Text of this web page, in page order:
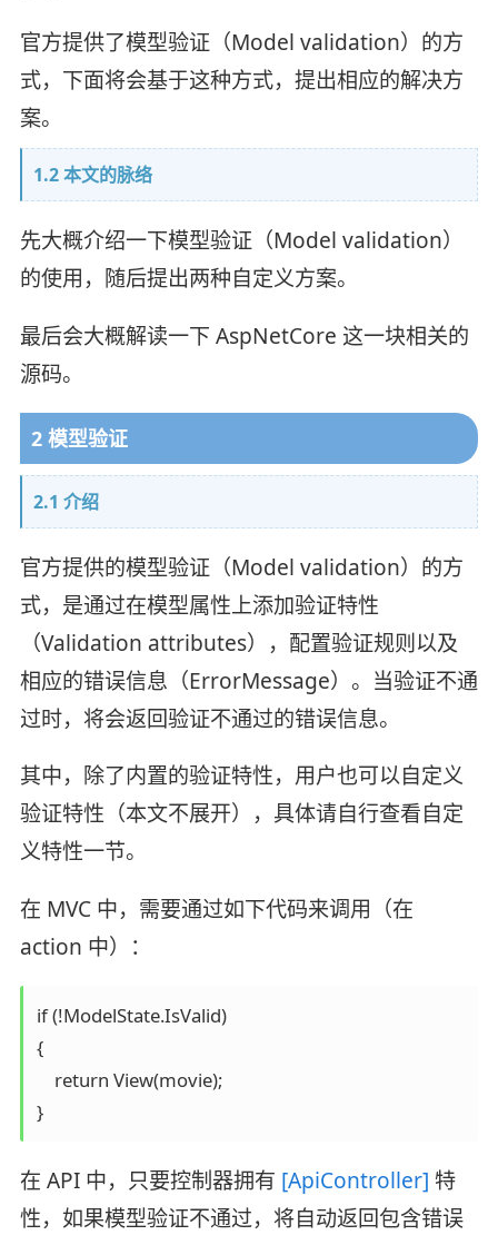
官方提供了模型验证（Model validation）的方
式，下面将会基于这种方式，提出相应的解决方
案。
1.2 本文的脉络
先大概介绍一下模型验证（Model validation）
的使用，随后提出两种自定义方案。
最后会大概解读一下 AspNetCore 这一块相关的
源码。
2 模型验证
2.1 介绍
官方提供的模型验证（Model validation）的方
式，是通过在模型属性上添加验证特性
（Validation attributes），配置验证规则以及
相应的错误信息（ErrorMessage）。当验证不通
过时，将会返回验证不通过的错误信息。
其中，除了内置的验证特性，用户也可以自定义
验证特性（本文不展开），具体请自行查看自定
义特性一节。
在 MVC 中，需要通过如下代码来调用（在
action 中）：
if (!ModelState.IsValid)
{
    return View(movie);
}
在 API 中，只要控制器拥有 [ApiController] 特
性，如果模型验证不通过，将自动返回包含错误